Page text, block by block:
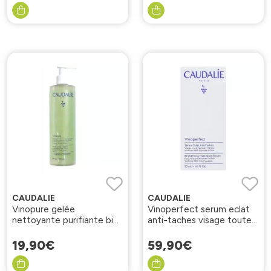
CAUDALIE
Vinopure gelée
nettoyante purifiante bio
19,90€
CAUDALIE
Vinoperfect serum eclat
anti-taches visage toute
59,90€